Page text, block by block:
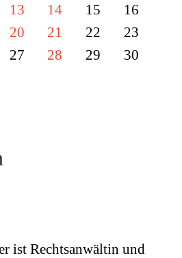
13 14 15
16
20 21 22
23
27 28 29
30
ist Rechtsanwältin und